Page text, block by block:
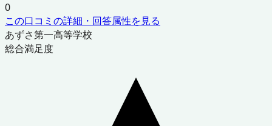
0
この口コミの詳細・回答属性を見る
あずさ第一高等学校
総合満足度